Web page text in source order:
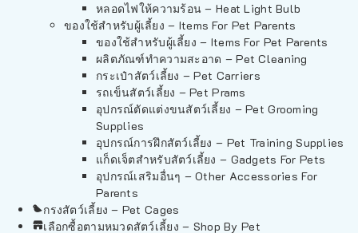
หลอดไฟให้ความร้อน – Heat Light Bulb
ของใช้สำหรับผู้เลี้ยง – Items For Pet Parents
ของใช้สำหรับผู้เลี้ยง – Items For Pet Parents
ผลิตภัณฑ์ทำความสะอาด – Pet Cleaning
กระเป๋าสัตว์เลี้ยง – Pet Carriers
รถเข็นสัตว์เลี้ยง – Pet Prams
อุปกรณ์ตัดแต่งขนสัตว์เลี้ยง – Pet Grooming
Supplies
อุปกรณ์การฝึกสัตว์เลี้ยง – Pet Training Supplies
แก็ดเจ็ตสำหรับสัตว์เลี้ยง – Gadgets For Pets
อุปกรณ์เสริมอื่นๆ – Other Accessories For
Parents
กรงสัตว์เลี้ยง – Pet Cages
เลือกซื้อตามหมวดสัตว์เลี้ยง – Shop By Pet